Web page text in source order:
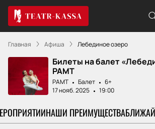
Главная Афиша Лебединое озеро
Билеты на балет
РАМТ
РАМТ Балет
6+
17 нояб. 2025
19:00
НАШИ ПРЕИМУЩЕСТВА